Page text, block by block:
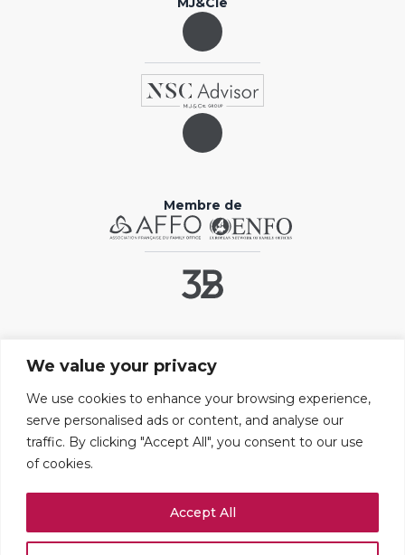
We value your privacy
We use cookies to enhance your browsing experience,
serve personalised ads or content, and analyse our
traffic. By clicking "Accept All", you consent to our use
of cookies.
Accept All
Membre de
Liens utiles
Contact
Mentions légales
Paramétrer les cookies
109 boulevard Haussmann
75008 PARIS